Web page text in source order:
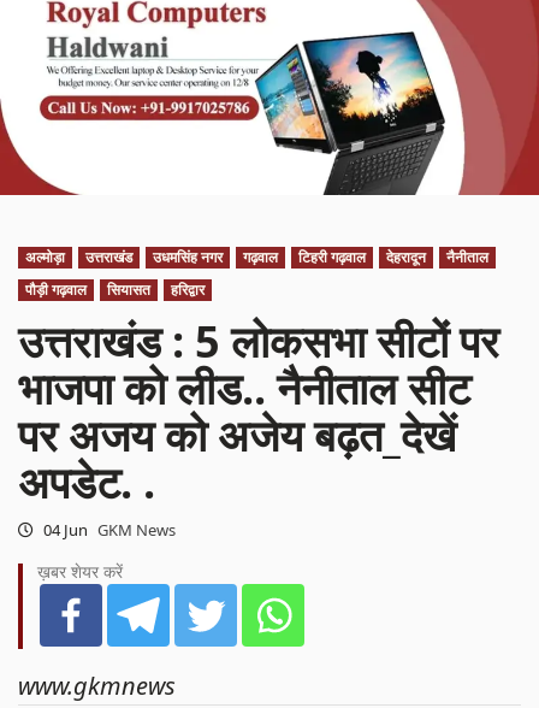
अल्मोड़ा उत्तराखंड उधमसिंह नगर गढ़वाल टिहरी गढ़वाल देहरादून
नैनीताल
पौड़ी गढ़वाल
सियासत हरिद्वार
उत्तराखंड : 5 लोकसभा सीटों पर
भाजपा को लीड.. नैनीताल सीट
पर अजय को अजेय बढ़त_देखें
अपडेट. .
04 Jun GKM News
ख़बर शेयर करें
www.gkmnews